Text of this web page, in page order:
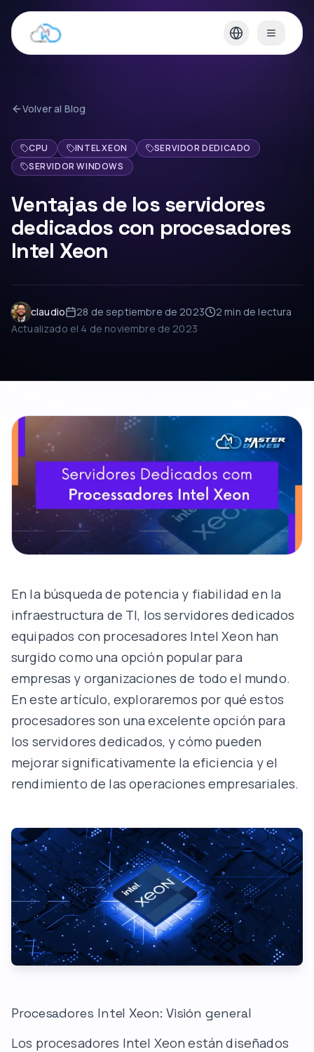
Volver al Blog
CPU INTEL XEON
SERVIDOR DEDICADO
SERVIDOR WINDOWS
Ventajas de los servidores
dedicados con procesadores
Intel Xeon
claudio 28 de septiembre de 2023 2 min de lectura
Actualizado el 4 de noviembre de 2023
En la búsqueda de potencia y fiabilidad en la
infraestructura de TI, los servidores dedicados
equipados con procesadores Intel Xeon han
surgido como una opción popular para
empresas y organizaciones de todo el mundo.
En este artículo, exploraremos por qué estos
procesadores son una excelente opción para
los servidores dedicados, y cómo pueden
mejorar significativamente la eficiencia y el
rendimiento de las operaciones empresariales.
Procesadores Intel Xeon: Visión general
Los procesadores Intel Xeon están diseñados